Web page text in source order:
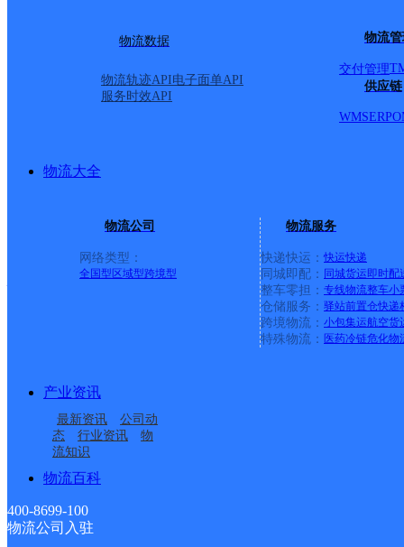
物流数据
物流轨迹API电子面单API
服务时效API
物流
交付管理
供应链
WMSERP
物流大全
物流公司
网络类型：
全国型 区域型跨境型
物流服务
快递快运： 快运快递
同城即配： 同城货运即时配
整车零担： 专线物流整车小
仓储服务： 驿站前置仓快递
跨境物流： 小包集运航空货
特殊物流： 医药冷链危化物
产业资讯
最新资讯
公司动
态
行业资讯
物
流知识
物流百科
400-8699-100
物流公司入驻
湘西龙山网点
极兔速递 更多号码
地址
工程检测有限公司龙山
永顺县
更多号码地址
派送范围:县城（灵溪镇
吉首市城市花园百货小
顺丰速运